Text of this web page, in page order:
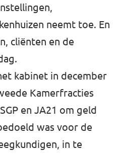
neemt toe. En
cliënten en de
kabinet in december
Kamerfracties
en JA21 om geld
was voor de
in te